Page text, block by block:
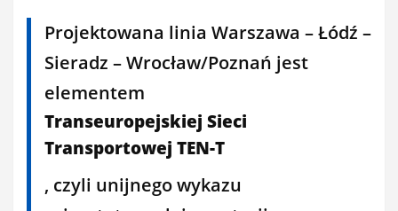
Projektowana linia Warszawa – Łódź –
Sieradz – Wrocław/Poznań jest
elementem
Transeuropejskiej Sieci
Transportowej TEN-T
, czyli unijnego wykazu